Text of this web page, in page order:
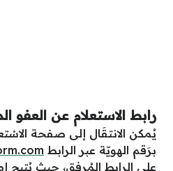
رابط الاستعلام عن العفو
يُمكن الانتقَال إلى صفحة
برَقم الهويّة عبر الرابط
على الرابط المُرفق، حيث يُتيح